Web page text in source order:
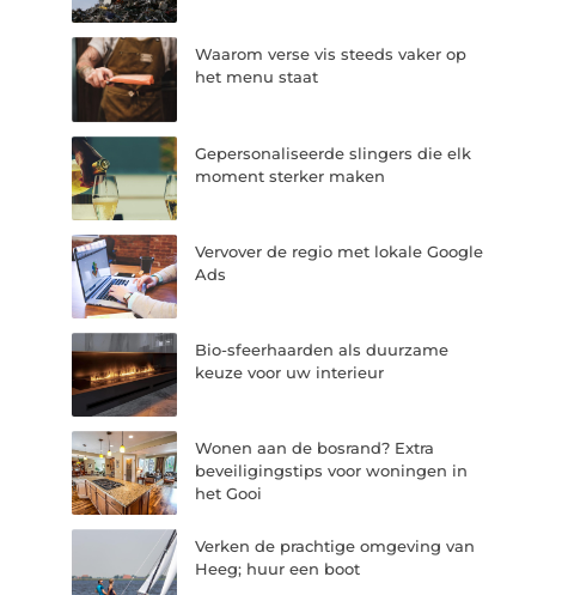
Waarom verse vis steeds vaker op
het menu staat
Gepersonaliseerde slingers die elk
moment sterker maken
Vervover de regio met lokale Google
Ads
Bio-sfeerhaarden als duurzame
keuze voor uw interieur
Wonen aan de bosrand? Extra
beveiligingstips voor woningen in
het Gooi
Verken de prachtige omgeving van
Heeg; huur een boot